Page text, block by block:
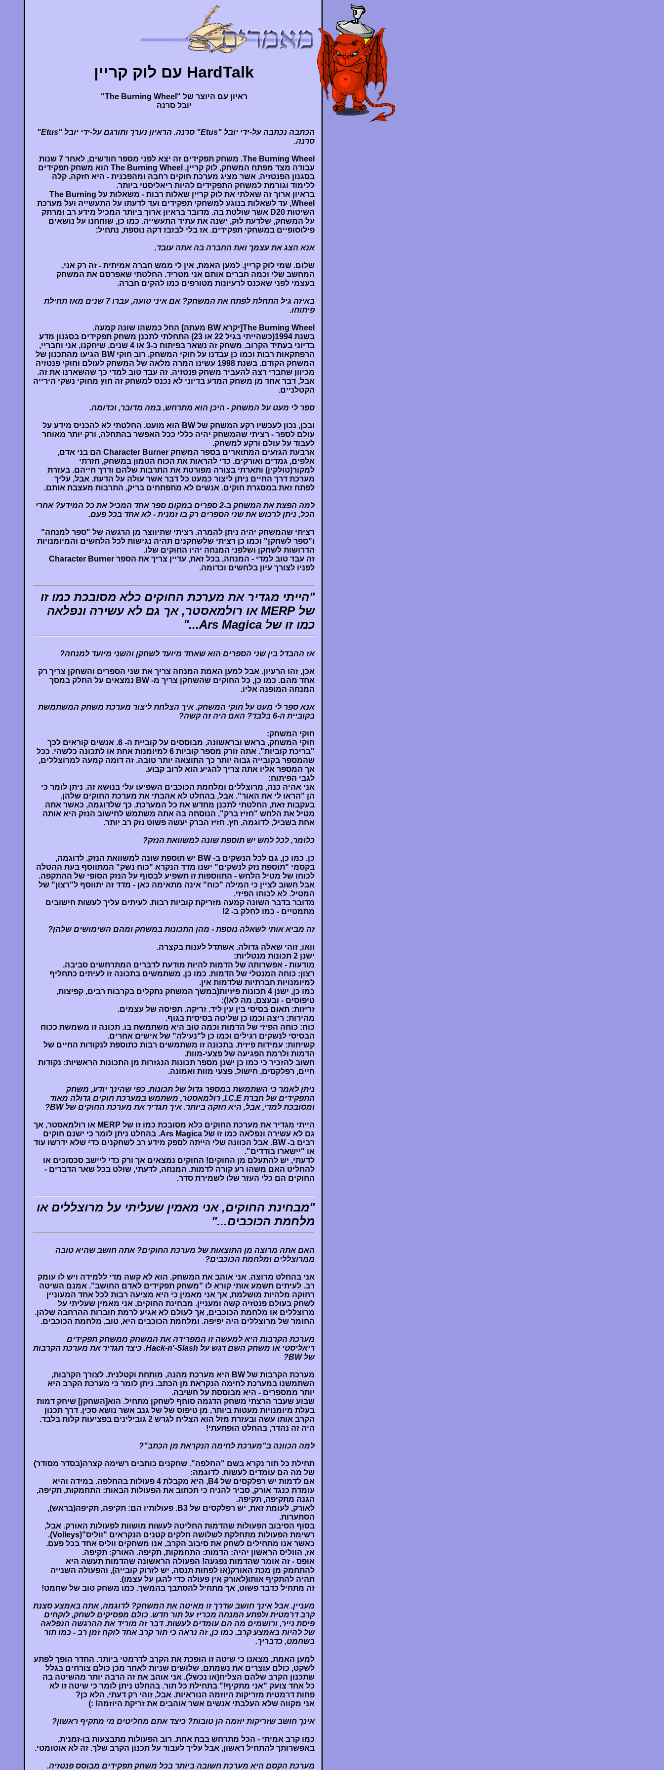
HardTalk עם לוק קריין
ראיון עם היוצר של "The Burning Wheel"
יובל סרנה
הכתבה נכתבה על-ידי יובל "Etus" סרנה. הראיון נערך ותורגם על-ידי יובל "Etus"
סרנה.
The Burning Wheel. משחק תפקידים זה יצא לפני מספר חודשים, לאחר 7 שנות
עבודה מצד מפתח המשחק, לוק קריין. The Burning Wheel הוא משחק תפקידים
בסגנון הפנטזיה, אשר מציג מערכת חוקים רחבה ומהפכנית - היא חזקה, קלה
ללימוד וגורמת למשחק התפקידים להיות ריאליסטי ביותר.
בראיון ארוך זה שאלתי את לוק קריין שאלות רבות - משאלות על The Burning
Wheel, עד לשאלות בנוגע למשחקי תפקידים ועד לדעתו על התעשייה ועל מערכת
השיטות D20 אשר שולטת בה. מדובר בראיון ארוך ביותר המכיל מידע רב ומרתק
על המשחק, שלדעת לוק, ישנה את עתיד התעשייה. כמו כן, שוחחנו על נושאים
פילוסופיים במשחקי תפקידים. אז בלי לבזבז דקה נוספת, נתחיל:
אנא הצג את עצמך ואת החברה בה אתה עובד.
שלום. שמי לוק קריין. למען האמת, אין לי ממש חברה אמיתית - זה רק אני,
המחשב שלי וכמה חברים אותם אני מטריד. החלטתי שאפרסם את המשחק
בעצמי לפני שאכנס לרעיונות מטורפים כמו להקים חברה.
באיזה גיל התחלת לפתח את המשחק? אם איני טועה, עברו 7 שנים מאז תחילת
פיתוחו.
The Burning Wheel[יקרא BW מעתה] החל כמשהו שונה קמעה.
בשנת 1994(כשהייתי בגיל 22 או 23) התחלתי לתכנן משחק תפקידים בסגנון מדע
בדיוני בעתיד הקרוב. משחק זה נשאר בפיתוח כ-3 או 4 שנים. שיחקנו, אני וחבריי,
הרפתקאות רבות וכמו כן עבדנו על חוקי המשחק. רוב חוקי BW הגיעו מהתכנון של
המשחק הקודם. בשנת 1998 עשינו המרה מלאה של המשחק לעולם וחוקי פנטזיה
מכיוון שחברי רצה להעביר משחק פנטזיה. זה עבד טוב למדי כך שהשארנו את זה.
אבל, דבר אחד מן משחק המדע בדיוני לא נכנס למשחק זה חוץ מחוקי נשקי הירייה
הקטלניים.
ספר לי מעט על המשחק - היכן הוא מתרחש, במה מדובר, וכדומה.
ובכן, נכון לעכשיו רקע המשחק של BW הוא מועט. החלטתי לא להכניס מידע על
עולם לספר - רציתי שהמשחק יהיה כללי ככל האפשר בהתחלה, ורק יותר מאוחר
לעבוד על עולם ורקע למשחק.
ארבעת הגזעים המתוארים בספר המשחק Character Burner הם בני אדם,
אלפים, גמדים ואורקים. כדי להראות את הכוח הטמון במשחק, חזרתי
למקור(טולקין) ותארתי בצורה מפורטת את התרבות שלהם ודרך חייהם. בעזרת
מערכת דרך החיים ניתן ליצור כמעט כל דבר אשר עולה על הדעת. אבל, עליך
לפתח זאת במסגרת חוקים. אנשים לא מתפתחים בריק, התרבות מעצבת אותם.
למה הפצת את המשחק ב-2 ספרים במקום ספר אחד המכיל את כל המידע? אחרי
הכל, ניתן לרכוש את שני הספרים רק בו זמנית - לא אחד בכל פעם.
רציתי שהמשחק יהיה ניתן להמרה. רציתי שתיווצר מן הרגשה של "ספר למנחה"
ו"ספר לשחקן" וכמו כן רציתי שלשחקנים תהיה נגישות לכל הלחשים והמיומנויות
הדרושות לשחקן ושלפני המנחה יהיו החוקים שלו.
זה עבד טוב למדי - המנחה, בכל זאת, עדיין צריך את הספר Character Burner
לפניו לצורך עיון בלחשים וכדומה.
"הייתי מגדיר את מערכת החוקים כלא מסובכת כמו זו
של MERP או רולמאסטר, אך גם לא עשירה ונפלאה
כמו זו של Ars Magica..."
אז ההבדל בין שני הספרים הוא שאחד מיועד לשחקן והשני מיועד למנחה?
אכן, זהו הרעיון. אבל למען האמת המנחה צריך את שני הספרים והשחקן צריך רק
אחד מהם. כמו כן, כל החוקים שהשחקן צריך מ- BW נמצאים על החלק במסך
המנחה המופנה אליו.
אנא ספר לי מעט על חוקי המשחק. איך הצלחת ליצור מערכת משחק המשתמשת
בקוביית ה-6 בלבד? האם היה זה קשה?
חוקי המשחק:
חוקי המשחק, בראש ובראשונה, מבוססים על קוביית ה- 6. אנשים קוראים לכך
"בריכת קוביות". אתה זורק מספר קוביות 6 למיומנות אחת או לתכונה כלשהי. ככל
שהמספר בקובייה גבוה יותר כך התוצאה יותר טובה. זה דומה קמעה למרוצללים,
אך המספר אליו אתה צריך להגיע הוא לרוב קבוע.
לגבי הפיתוח:
אני אהיה כנה, מרוצללים ומלחמת הכוכבים השפיעו עלי בנושא זה. ניתן לומר כי
הן "הראו לי את האור". אבל, בהחלט לא אהבתי את מערכת החוקים שלהן.
בעקבות זאת, החלטתי לתכנן מחדש את כל המערכת. כך שלדוגמה, כאשר אתה
מטיל את הלחש "חזיז ברק", הנוסחה בה אתה משתמש לחישוב הנזק היא אותה
אחת בשביל, לדוגמה, חץ. חזיז הברק יעשה פשוט נזק רב יותר.
כלומר, לכל לחש יש תוספת שונה למשוואת הנזק?
כן. כמו כן, גם לכל הנשקים ב- BW יש תוספת שונה למשוואת הנזק. לדוגמה,
בקסמי "תוספת נזק לנשקים" ישנו מדד הנקרא "כוח נשק" המתווסף בעת ההטלה
לכוחו של מטיל הלחש - התווספות זו תשפיע לבסוף על הנזק הסופי של ההתקפה.
אבל חשוב לציין כי המילה "כוח" אינה מתאימה כאן - מדד זה יתווסף ל"רצון" של
המטיל. לא לכוחו הפיזי.
מדובר בדבר השונה קמעה מזריקת קוביות רבות. לעיתים עליך לעשות חישובים
מתמטיים - כמו לחלק ב- 2!
זה מביא אותי לשאלה נוספת - מהן התכונות במשחק ומהם השימושים שלהן?
וואו, זוהי שאלה גדולה. אשתדל לענות בקצרה.
ישנן 2 תכונות מנטליות:
מודעות - אפשרותה של הדמות להיות מודעת לדברים המתרחשים סביבה.
רצון: כוחה המנטלי של הדמות. כמו כן, משתמשים בתכונה זו לעיתים כתחליף
למיומנויות חברתיות שלדמות אין.
כמו כן, ישנן 4 תכונות פיזיות(במשך המשחק נתקלים בקרבות רבים, קפיצות,
טיפוסים - ובעצם, מה לא!):
זריזות: תאום בסיסי בין עין ליד. זריקה. תפיסה של עצמים.
מהירות: ריצה וכמו כן שליטה בסיסית בגוף.
כוח: כוחה הפיזי של הדמות וכמה טוב היא משתמשת בו. תכונה זו משמשת ככוח
הבסיסי לנשקים רגילים וכמו כן ל"נעילה" של אישים אחרים.
קשיחות: עמידות פיזית. בתכונה זו משתמשים רבות כתוספת לנקודות החיים של
הדמות ולרמת הפגיעה של פצעי-מוות.
חשוב להזכיר כי כמו כן ישנן מספר תכונות הנגזרות מן התכונות הראשיות: נקודות
חיים, רפלקסים, חישול, פצעי מוות ואמונה.
ניתן לאמר כי השתמשת במספר גדול של תכונות. כפי שהינך יודע, משחק
התפקידים של חברת I.C.E, רולמאסטר, משתמש במערכת חוקים גדולה מאוד
ומסובכת למדי, אבל, היא חזקה ביותר. איך תגדיר את מערכת החוקים של BW?
הייתי מגדיר את מערכת החוקים כלא מסובכת כמו זו של MERP או רולמאסטר, אך
גם לא עשירה ונפלאה כמו זו של Ars Magica. בהחלט ניתן לומר כי ישנם חוקים
רבים ב- BW. אבל הכוונה שלי הייתה לספק מידע רב לשחקנים כדי שלא ידרשו עוד
או "יישארו בודדים".
לדעתי, יש להתעלם מן החוקים! החוקים נמצאים אך ורק כדי ליישב סכסוכים או
להחליט האם משהו רע קורה לדמות. המנחה, לדעתי, שולט בכל שאר הדברים -
החוקים הם כלי העזר שלו לשמירת סדר.
"מבחינת החוקים, אני מאמין שעליתי על מרוצללים או
מלחמת הכוכבים..."
האם אתה מרוצה מן התוצאות של מערכת החוקים? אתה חושב שהיא טובה
ממרוצללים ומלחמת הכוכבים?
אני בהחלט מרוצה. אני אוהב את המשחק. הוא לא קשה מדי ללמידה ויש לו עומק
רב. לעיתים תשמע אותי קורא לו "משחק תפקידים לאדם החושב". אמנם השיטה
רחוקה מלהיות מושלמת, אך אני מאמין כי היא מציעה רבות לכל אחד המעוניין
לשחק בעולם פנטזיה קשה ומעניין. מבחינת החוקים, אני מאמין שעליתי על
מרוצללים או מלחמת הכוכבים, אך לעולם לא אגיע לרמת חוברות ההרחבה שלהן.
החומר של מרוצללים היה יפיפה. ומלחמת הכוכבים היא, טוב, מלחמת הכוכבים.
מערכת הקרבות היא למעשה זו המפרידה את המשחק ממשחק תפקידים
ריאליסטי או משחק השם דגש על Hack-n'-Slash. כיצד תגדיר את מערכת הקרבות
של BW?
מערכת הקרבות של BW היא מערכת מהנה, מותחת וקטלנית. לצורך הקרבות,
השתמשנו במערכת לחימה הנקראת מן הכתב. ניתן לומר כי מערכת הקרב היא
יותר ממספרים - היא מבוססת על חשיבה.
שבוע שעבר הרצתי משחק הדגמה סוחף לשחקן מתחיל. הוא[השחקן] שיחק דמות
בעלת מיומנויות מעטות ביותר, מן טיפוס של של גנב אשר נושא סכין. דרך תכנון
הקרב אותו עשה ובעזרת מזל הוא הצליח לגרש 2 גובילינים בפציעות קלות בלבד.
היה זה נהדר, בהחלט הופתעתי!
למה הכוונה ב"מערכת לחימה הנקראת מן הכתב"?
תחילת כל תור נקרא בשם "החלפה". שחקנים כותבים רשימה קצרה(בסדר מסודר)
של מה הם עומדים לעשות. לדוגמה:
אם לדמות יש רפלקסים של B4, היא מקבלת 4 פעולות בהחלפה. במידה והיא
עומדת כנגד אורק, סביר להניח כי תכתוב את הפעולות הבאות: התחמקות, תקיפה,
הגנה מתקיפה, תקיפה.
לאורק, לעומת זאת, יש רפלקסים של B3. פעולותיו הם: תקיפה, תקיפה(בראש),
הסתערות.
בסוף הסיבוב הפעולות שהדמות החליטה לעשות מושוות לפעולות האורק. אבל,
רשימת הפעולות מתחלקת לשלושה חלקים קטנים הנקראים "ווליס"(Volleys).
כאשר אנו מתחילים לשחק את סיבוב הקרב, אנו משחקים ווליס אחד בכל פעם.
אז, הווליס הראשון יהיה: הדמות: התחמקות, תקיפה. האורק: תקיפה.
אופס - זה אומר שהדמות נפגעה! הפעולה הראשונה שהדמות תעשה היא
להתחמק מן מכת האורק(או לפחות תנסה, יש לזרוק קובייה), והפעולה השנייה
תהיה להתקיף אותו(לאורק אין פעולה כדי להגן על עצמו).
זה מתחיל כדבר פשוט, אך מתחיל להסתבך בהמשך. כמו משחק טוב של שחמט!
מעניין. אבל אינך חושב שדרך זו מאיטה את המשחק? לדוגמה, אתה באמצע סצנת
קרב דרמטית ולפתע המנחה מכריז על תור חדש. כולם מפסיקים לשחק, לוקחים
פיסת נייר, ורושמים מה הם עומדים לעשות. דבר זה מוריד את ההרגשה הנפלאה
של להיות באמצע קרב. כמו כן, זה נראה כי תור קרב אחד לוקח זמן רב - כמו תור
בשחמט, כדבריך.
למען האמת, מצאנו כי שיטה זו הופכת את הקרב לדרמטי ביותר. החדר הופך לפתע
לשקט, כולם עוצרים את נשמתם. שלושים שניות לאחר מכן כולם צורחים בגלל
שתכנון הקרב שלהם הצליח(או נכשל). אני אוהב את זה הרבה יותר מהשיטה בה
כל אחד צועק "אני מתקיף!" בתחילת כל תור. בהחלט ניתן לומר כי שיטה זו לא
פחות דרמטית מזריקות היוזמה הנוראיות. אבל, זוהי רק דעתי, הלא כן?
אני מקווה שלא העלבתי אנשים אשר אוהבים את זריקת היוזמה! :)
אינך חושב שזריקות יוזמה הן טובות? כיצד אתם מחליטים מי מתקיף ראשון?
כמו קרב אמיתי - הכל מתרחש בבת אחת. רוב הפעולות מתבצעות בו-זמנית.
באפשרותך להתחיל ראשון, אבל עליך לעבוד על תכנון הקרב שלך. זה לא אוטומטי.
מערכת הקסם היא מערכת חשובה ביותר בכל משחק תפקידים מבוסס פנטזיה.